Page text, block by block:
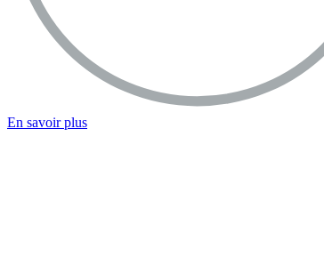
En savoir plus